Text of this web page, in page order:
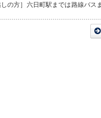
しの方］六日町駅までは路線バ